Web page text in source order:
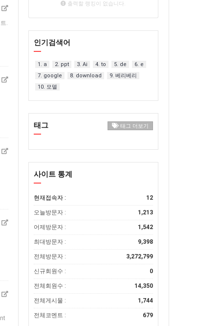
.
출력할 랭킹이 없습니다.
인기검색어
1. a 2. ppt 3. Ai 4. to 5. de
6. e
7. google
8. download
9. 베리베리
10. 모델
태그 태그 더보기
사이트 통계
현재접속자 : 12
오늘방문자 : 1,213
어제방문자 : 1,542
최대방문자 : 9,398
전체방문자 : 3,272,799
신규회원수 : 0
전체회원수 : 14,350
전체게시물 : 1,744
전체코멘트 : 679